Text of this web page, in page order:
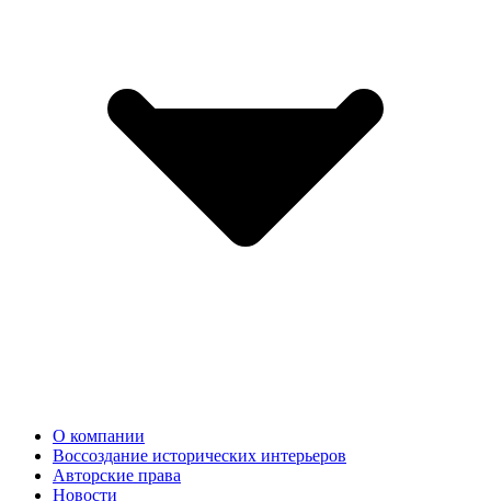
О компании
Воссоздание исторических интерьеров
Авторские права
Новости